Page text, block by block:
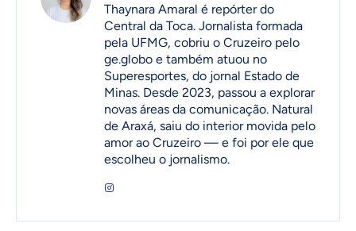
Thaynara Amaral é repórter do
Central da Toca. Jornalista formada
pela UFMG, cobriu o Cruzeiro pelo
ge.globo e também atuou no
Superesportes, do jornal Estado de
Minas. Desde 2023, passou a explorar
novas áreas da comunicação. Natural
de Araxá, saiu do interior movida pelo
amor ao Cruzeiro — e foi por ele que
escolheu o jornalismo.